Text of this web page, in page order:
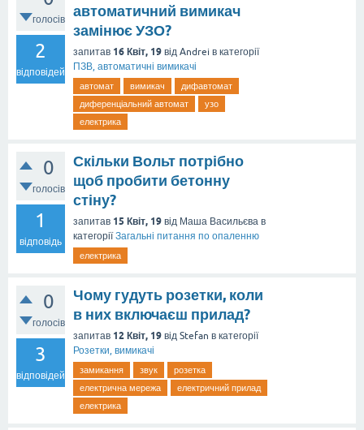
голосів
2
відповідей
автоматичний вимикач
замінює УЗО?
запитав 16 Квіт, 19 від Andrei в категорії
ПЗВ, автоматичні вимикачі
автомат вимикач
дифавтомат
диференціальний автомат
узо
електрика
0
голосів
1
відповідь
Скільки Вольт потрібно
щоб пробити бетонну
стіну?
запитав 15 Квіт, 19 від Маша Васильєва в
категоріїЗагальні питання по опаленню
електрика
0
голосів
3
відповідей
Чому гудуть розетки, коли
в них включаєш прилад?
запитав 12 Квіт, 19 від Stefan в категорії
Розетки, вимикачі
замикання звук
розетка
електрична мережа
електричний прилад
електрика